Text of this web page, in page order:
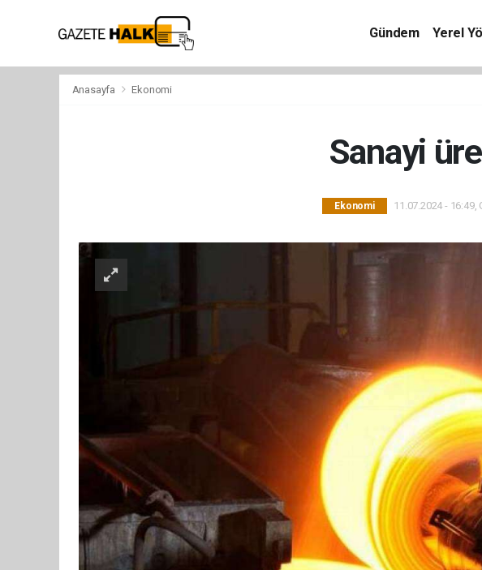
Gündem Yerel
Anasayfa Ekonomi
Sanayi
Ekonomi 11.07.2024 - 16:49,